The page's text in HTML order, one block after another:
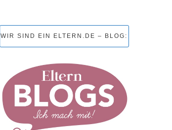
WIR SIND EIN ELTERN.DE – BLOG: